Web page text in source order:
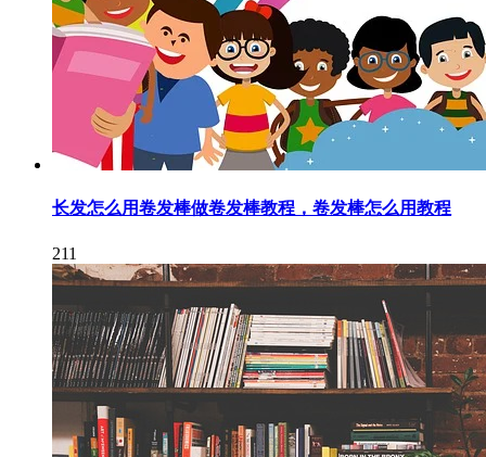
长发怎么用卷发棒做卷发棒教程，卷发棒怎么用教程
211